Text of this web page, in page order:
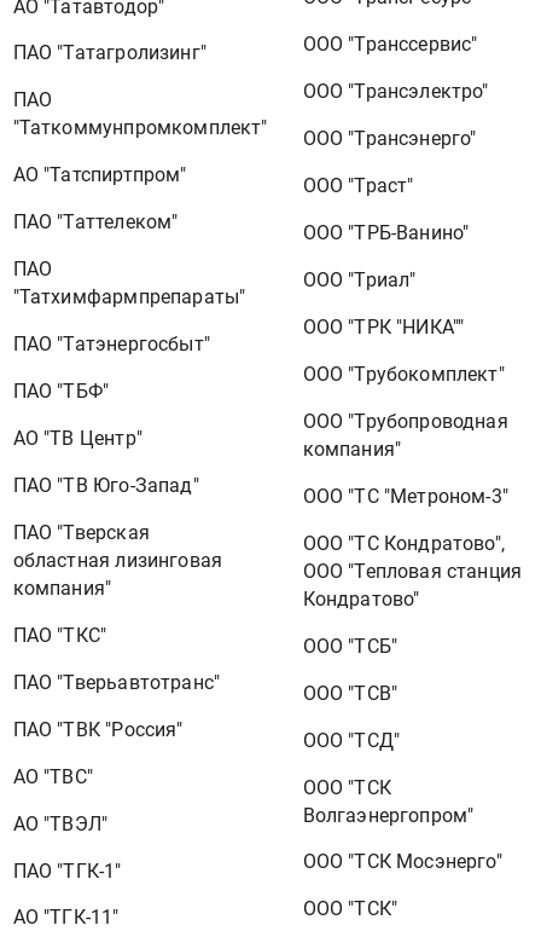
АО "Татавтодор"
ПАО "Татагролизинг"
ПАО
"Таткоммунпромкомплект"
АО "Татспиртпром"
ПАО "Таттелеком"
ПАО
"Татхимфармпрепараты"
ПАО "Татэнергосбыт"
ПАО "ТБФ"
АО "ТВ Центр"
ПАО "ТВ Юго-Запад"
ПАО "Тверская
областная лизинговая
компания"
ПАО "ТКС"
ПАО "Тверьавтотранс"
ПАО "ТВК "Россия"
АО "ТВС"
АО "ТВЭЛ"
ПАО "ТГК-1"
АО "ТГК-11"
ООО "Транссервис"
ООО "Трансэлектро"
ООО "Трансэнерго"
ООО "Траст"
ООО "ТРБ-Ванино"
ООО "Триал"
ООО "ТРК "НИКА""
ООО "Трубокомплект"
ООО "Трубопроводная
компания"
ООО "ТС "Метроном-3"
ООО "ТС Кондратово",
ООО "Тепловая станция
Кондратово"
ООО "ТСБ"
ООО "ТСВ"
ООО "ТСД"
ООО "ТСК
Волгаэнергопром"
ООО "ТСК Мосэнерго"
ООО "ТСК"